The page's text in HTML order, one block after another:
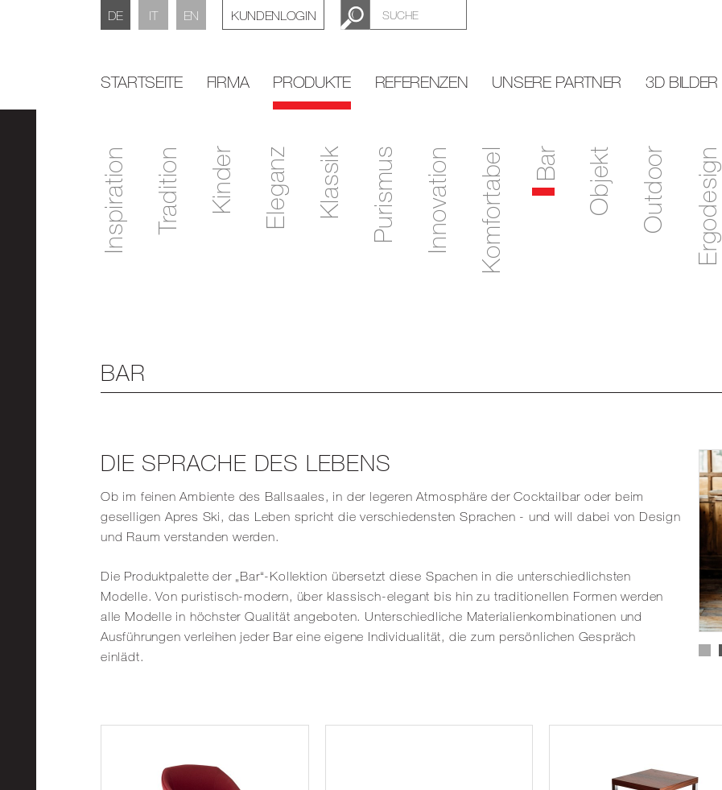
DE IT EN KUNDENLOGIN
STARTSEITE FIRMA PRODUKTE REFERENZEN UNSERE PARTNER 3D BILDER
Inspiration Tradition Kinder Eleganz Klassik Purismus Innovation Komfortabel Bar Objekt Outdoor Ergodesign
BAR
DIE SPRACHE DES LEBENS
Ob im feinen Ambiente des Ballsaales, in der legeren Atmosphäre der Cocktailbar oder beim
geselligen Apres Ski, das Leben spricht die verschiedensten Sprachen - und will dabei von Design
und Raum verstanden werden.
Die Produktpalette der „Bar“-Kollektion übersetzt diese Spachen in die unterschiedlichsten
Modelle. Von puristisch-modern, über klassisch-elegant bis hin zu traditionellen Formen werden
alle Modelle in höchster Qualität angeboten. Unterschiedliche Materialienkombinationen und
Ausführungen verleihen jeder Bar eine eigene Individualität, die zum persönlichen Gespräch
einlädt.